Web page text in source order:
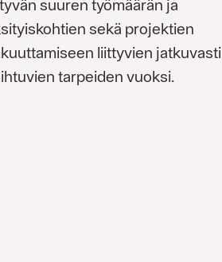
suuren työmäärän ja
sekä projektien
liittyvien jatkuvasti
tarpeiden vuoksi.